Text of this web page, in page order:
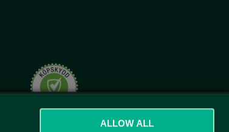
ALLOW ALL